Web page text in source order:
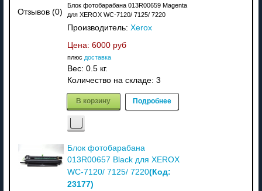
Отзывов (0)
Блок фотобарабана 013R00659 Magenta
для XEROX WC-7120/ 7125/ 7220
Производитель: Xerox
Цена: 6000 руб
плюс доставка
Вес: 0.5 кг.
Количество на складе: 3
В корзину Подробнее
Блок фотобарабана
013R00657 Black для XEROX
WC-7120/ 7125/ 7220(Код:
23177)